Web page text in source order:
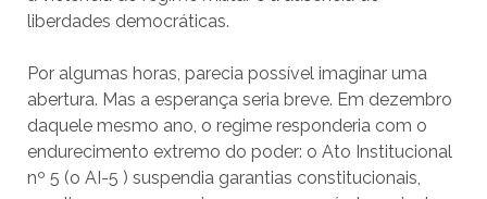
liberdades democráticas.
Por algumas horas, parecia possível imaginar uma
abertura. Mas a esperança seria breve. Em dezembro
daquele mesmo ano, o regime responderia com o
endurecimento extremo do poder: o Ato Institucional
nº 5 (o AI-5 ) suspendia garantias constitucionais,